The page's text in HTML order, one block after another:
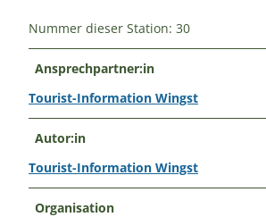
Nummer dieser Station: 30
Ansprechpartner:in
Tourist-Information Wingst
Autor:in
Tourist-Information Wingst
Organisation